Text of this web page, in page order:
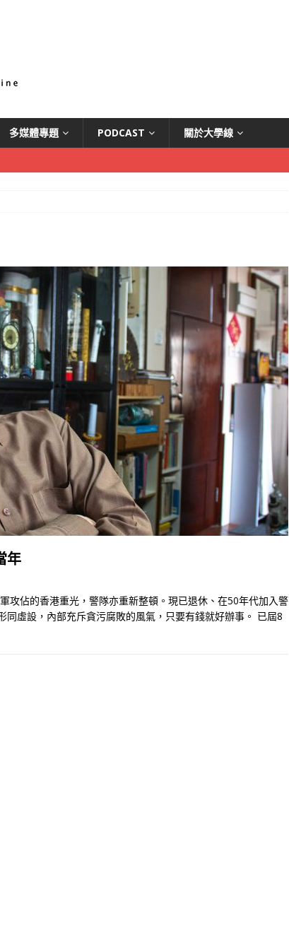
多媒體專題 PODCAST 關於大學線
年
攻佔的香港重光，警隊亦重新整頓。現已退休、在50年代加入警
同虛設，內部充斥貪污腐敗的風氣，只要有錢就好辦事。 已屆8